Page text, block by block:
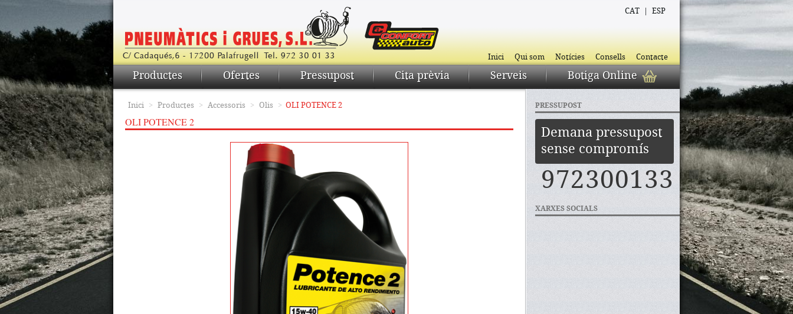
CAT ESP
Inici Qui som Notícies Consells Contacte
Productes Ofertes Pressupost Cita prèvia Serveis Botiga Online
Inici > Productes > Accessoris > Olis > OLI POTENCE 2
OLI POTENCE 2
PRESSUPOST
Demana pressupost
sense compromís
972300133
XARXES SOCIALS